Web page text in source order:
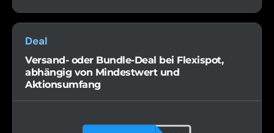
Deal
Versand- oder Bundle-Deal bei Flexispot,
abhängig von Mindestwert und
Aktionsumfang